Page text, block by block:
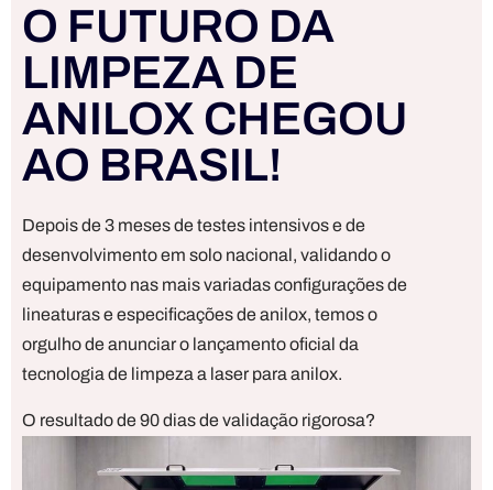
O FUTURO DA
LIMPEZA DE
ANILOX CHEGOU
AO BRASIL!
Depois de 3 meses de testes intensivos e de
desenvolvimento em solo nacional, validando o
equipamento nas mais variadas configurações de
lineaturas e especificações de anilox, temos o
orgulho de anunciar o lançamento oficial da
tecnologia de limpeza a laser para anilox.
O resultado de 90 dias de validação rigorosa?
limpeza ecologicamente correto!